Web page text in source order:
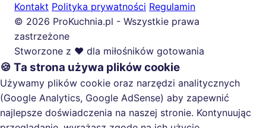
Kontakt Polityka prywatności Regulamin
© 2026 ProKuchnia.pl - Wszystkie prawa
zastrzeżone
Stworzone z ❤️ dla miłośników gotowania
🍪 Ta strona używa plików cookie
Używamy plików cookie oraz narzędzi analitycznych
(Google Analytics, Google AdSense) aby zapewnić
najlepsze doświadczenia na naszej stronie. Kontynuując